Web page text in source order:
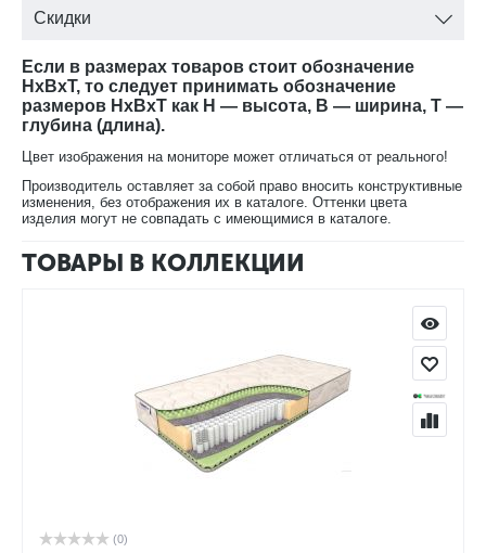
Чехол - нежный трикотаж
Скидки
Если в размерах товаров стоит обозначение
HxBxT, то следует принимать обозначение
размеров HxBxT как H — высота, B — ширина, T —
глубина (длина).
Цвет изображения на мониторе может отличаться от реального!
Производитель оставляет за собой право вносить конструктивные
изменения, без отображения их в каталоге. Оттенки цвета
изделия могут не совпадать с имеющимися в каталоге.
ТОВАРЫ В КОЛЛЕКЦИИ
(0)